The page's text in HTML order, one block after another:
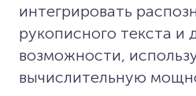
интегрировать
рукописного текста и
возможности,
вычислительную